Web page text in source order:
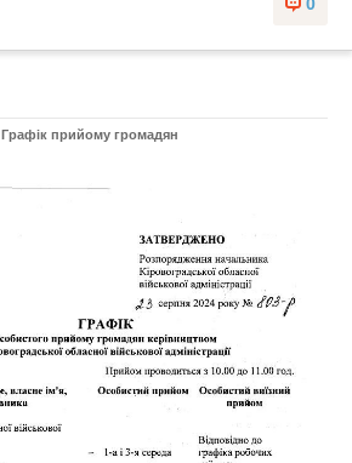
Графік прийому громадян